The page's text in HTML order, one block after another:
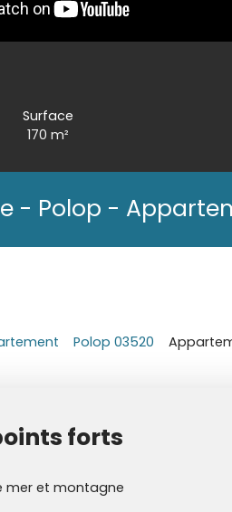
Surface
170m²
- Polop -
Polop 03520
forts
mer et montagne